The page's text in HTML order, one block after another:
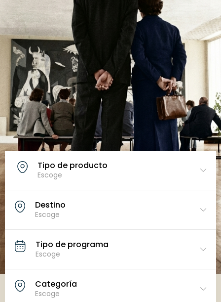
Tipo de producto
Escoge
Destino
Escoge
Tipo de programa
Escoge
Categoría
Escoge